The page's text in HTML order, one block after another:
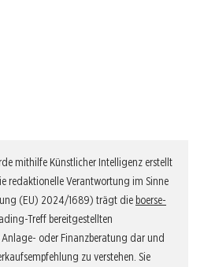
mithilfe Künstlicher Intelligenz erstellt
redaktionelle Verantwortung im Sinne
(EU) 2024/1689) trägt die boerse-
Treff bereitgestellten
oder Finanzberatung dar und
zu verstehen. Sie